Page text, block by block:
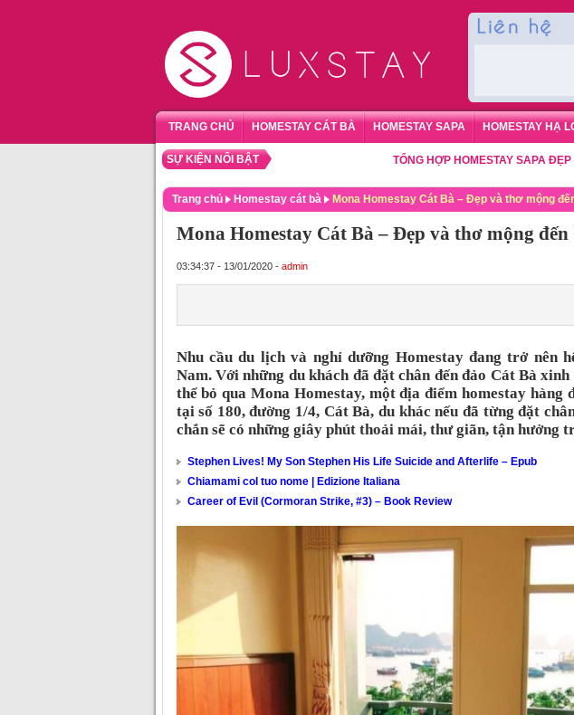
TRANG CHỦ HOMESTAY CÁT BÀ HOMESTAY SAPA HOMESTAY HẠ
SỰ KIỆN NỔI BẬT TỔNG HỢP HOMESTAY SAPA ĐẸP –
Trang chủ Homestay cát bà Mona Homestay Cát Bà – Đẹp và thơ mộng
Mona Homestay Cát Bà – Đẹp và thơ mộng đến
03:34:37 - 13/01/2020 - admin
Nhu cầu du lịch và nghỉ dưỡng Homestay đang trở nên
Nam. Với những du khách đã đặt chân đến đảo Cát Bà xinh
thể bỏ qua Mona Homestay, một địa điểm homestay hàng
tại số 180, đường 1/4, Cát Bà, du khác nếu đã từng đặt
chắn sẽ có những giây phút thoải mái, thư giãn, tận hưởng
Stephen Lives! My Son Stephen His Life Suicide and Afterlife – Epub
Chiamami col tuo nome | Edizione Italiana
Career of Evil (Cormoran Strike, #3) – Book Review